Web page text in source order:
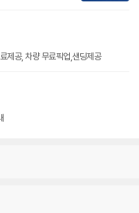
제공, 차량 무료픽업,샌딩제공